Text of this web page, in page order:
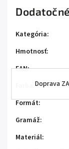
Doprava
Kategória:
Hmotnosť:
EAN:
Formát:
Gramáž:
Materiál: